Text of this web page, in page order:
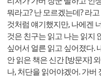
뭐라고? 난 모르겠는데? 라
것처럼 얘기했지만, 나에겐
것은 친구는 읽고 나는 읽지
싶어서 얼른 읽고 싶어졌다.
안 읽은 책은 신간 [방문자]
나, 처단을 읽어야겠어. 가버